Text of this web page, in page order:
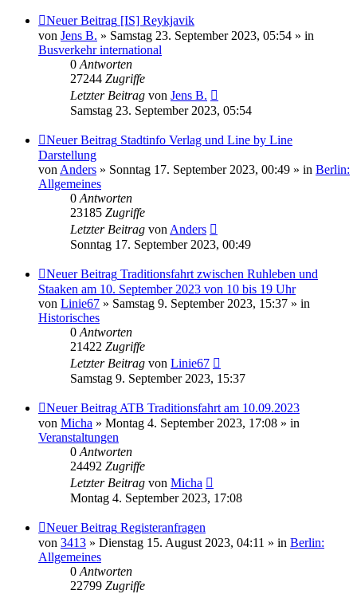
Neuer Beitrag [IS] Reykjavik
von Jens B. » Samstag 23. September 2023, 05:54 » in
Busverkehr international
0Antworten
27244 Zugriffe
Letzter Beitrag von Jens B.
Samstag 23. September 2023, 05:54
Neuer Beitrag Stadtinfo Verlag und Line by Line
Darstellung
vonAnders » Sonntag 17. September 2023, 00:49 » in Berlin:
Allgemeines
0Antworten
23185 Zugriffe
Letzter Beitrag vonAnders
Sonntag 17. September 2023, 00:49
Neuer Beitrag Traditionsfahrt zwischen Ruhleben und
Staaken am 10. September 2023 von 10 bis 19 Uhr
von Linie67 » Samstag 9. September 2023, 15:37 » in
Historisches
0Antworten
21422 Zugriffe
Letzter Beitrag von Linie67
Samstag 9. September 2023, 15:37
Neuer BeitragATB Traditionsfahrt am 10.09.2023
von Micha » Montag 4. September 2023, 17:08 » in
Veranstaltungen
0Antworten
24492 Zugriffe
Letzter Beitrag von Micha
Montag 4. September 2023, 17:08
Neuer Beitrag Registeranfragen
von 3413 » Dienstag 15. August 2023, 04:11 » in Berlin:
Allgemeines
0Antworten
22799 Zugriffe